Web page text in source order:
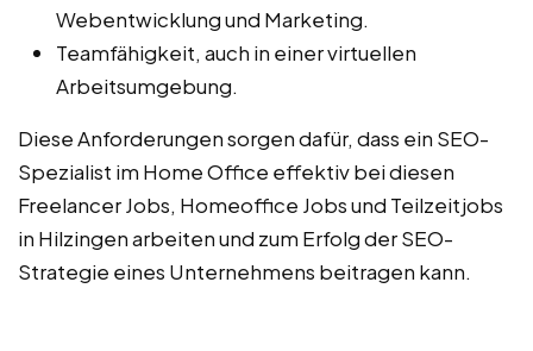
Webentwicklung und Marketing.
Teamfähigkeit, auch in einer virtuellen
Arbeitsumgebung.
Diese Anforderungen sorgen dafür, dass ein SEO-
Spezialist im Home Office effektiv bei diesen
Freelancer Jobs, Homeoffice Jobs und Teilzeitjobs
in Hilzingen arbeiten und zum Erfolg der SEO-
Strategie eines Unternehmens beitragen kann.